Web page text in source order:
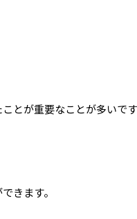
とが重要なことが多いで
きます。